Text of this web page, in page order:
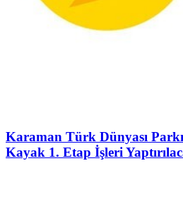
Karaman Türk Dünyası
Kayak 1. Etap İşleri